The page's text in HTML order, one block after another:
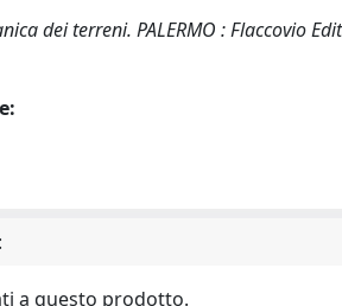
dei terreni. PALERMO : Flaccovio
a questo prodotto.